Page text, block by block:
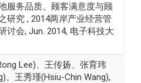
服务品质、顾客满意度与顾
研究 , 2014两岸产业经营管
讨会, Jun. 2014, 电子科技大
Lee)、王传扬、张育玮
、王秀瑾(Hsiu-Chin Wang),